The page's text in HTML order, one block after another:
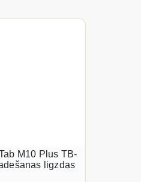
M10 Plus TB-
ligzdas